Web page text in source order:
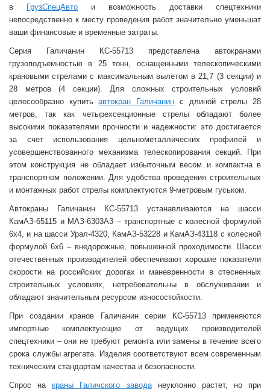
в
ГрузСпецАвто и возможность доставки спецтехники
непосредственно к месту проведения работ значительно уменьшат
ваши финансовые и временные затраты.
Серия Галичанин КС-55713 представлена автокранами
грузоподъемностью в 25 тонн, оснащенными телескопическими
крановыми стрелами с максимальным вылетом в 21,7 (3 секции) и
28 метров (4 секции). Для сложных строительных условий
целесообразно купитьавтокран Галичанин с длиной стрелы 28
метров, так как четырехсекционные стрелы обладают более
высокими показателями прочности и надежности: это достигается
за счет использования цельнометаллических профилей и
усовершенствованного механизма телескопирования секций. При
этом конструкция не обладает избыточным весом и компактна в
транспортном положении. Для удобства проведения строительных
и монтажных работ стрелы комплектуются 9-метровым гуськом.
Автокраны Галичанин КС-55713 устанавливаются на шасси
КамАЗ-65115 и МАЗ-6303А3 – транспортные с колесной формулой
6x4, и на шасси Урал-4320, КамАЗ-53228 и КамАЗ-43118 с колесной
формулой 6x6 – внедорожные, повышенной проходимости. Шасси
отечественных производителей обеспечивают хорошие показатели
скорости на российских дорогах и маневренности в стесненных
строительных условиях, нетребовательны в обслуживании и
обладают значительным ресурсом износостойкости.
При создании кранов Галичанин серии КС-55713 применяются
импортные комплектующие от ведущих производителей
спецтехники – они не требуют ремонта или замены в течение всего
срока службы агрегата. Изделия соответствуют всем современным
техническим стандартам качества и безопасности.
Спрос накраны Галичского заводанеуклонно растет, но при